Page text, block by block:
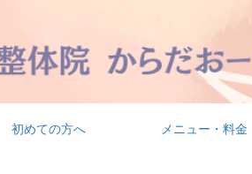
初めての方へ メニュー・料金